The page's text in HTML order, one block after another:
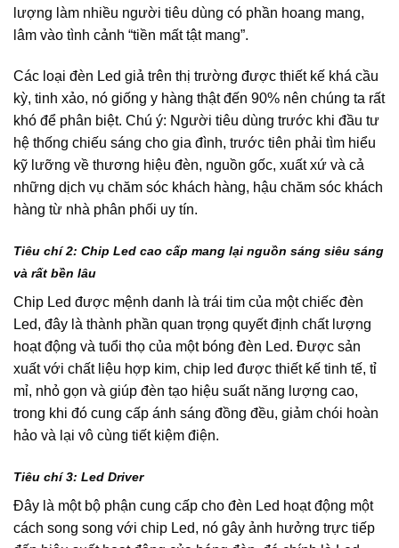
lượng làm nhiều người tiêu dùng có phần hoang mang,
lâm vào tình cảnh “tiền mất tật mang”.
Các loại đèn Led giả trên thị trường được thiết kế khá cầu
kỳ, tinh xảo, nó giống y hàng thật đến 90% nên chúng ta rất
khó để phân biệt. Chú ý: Người tiêu dùng trước khi đầu tư
hệ thống chiếu sáng cho gia đình, trước tiên phải tìm hiểu
kỹ lưỡng về thương hiệu đèn, nguồn gốc, xuất xứ và cả
những dịch vụ chăm sóc khách hàng, hậu chăm sóc khách
hàng từ nhà phân phối uy tín.
Tiêu chí 2: Chip Led cao cấp mang lại nguồn sáng siêu sáng
và rất bền lâu
Chip Led được mệnh danh là trái tim của một chiếc đèn
Led, đây là thành phần quan trọng quyết định chất lượng
hoạt động và tuổi thọ của một bóng đèn Led. Được sản
xuất với chất liệu hợp kim, chip led được thiết kế tinh tế, tỉ
mỉ, nhỏ gọn và giúp đèn tạo hiệu suất năng lượng cao,
trong khi đó cung cấp ánh sáng đồng đều, giảm chói hoàn
hảo và lại vô cùng tiết kiệm điện.
Tiêu chí 3: Led Driver
Đây là một bộ phận cung cấp cho đèn Led hoạt động một
cách song song với chip Led, nó gây ảnh hưởng trực tiếp